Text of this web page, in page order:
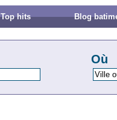
Top hits Blog
Où